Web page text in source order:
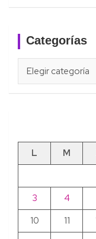
Categorías
L
M
3
4
10
11